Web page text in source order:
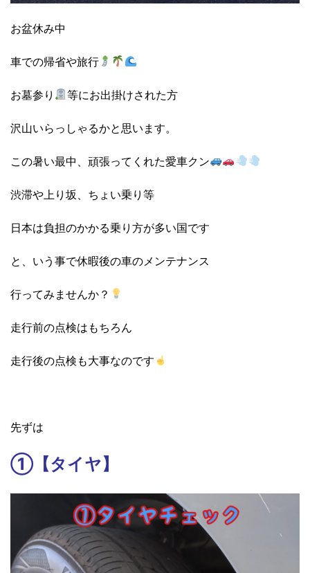
お盆休み中
車での帰省や旅行
お墓参り 等にお出掛けされた方
沢山いらっしゃるかと思います。
この暑い最中、頑張ってくれた愛車クン
渋滞や上り坂、ちょい乗り等
日本は負担のかかる乗り方が多い国です
と、いう事で休暇後の車のメンテナンス
行ってみませんか？
走行前の点検はもちろん
走行後の点検も大事なのです
先ずは
①【タイヤ】